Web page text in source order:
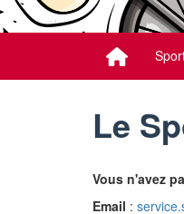
Le
Vous n'avez
Email :